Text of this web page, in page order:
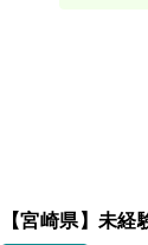
【宮崎県】未